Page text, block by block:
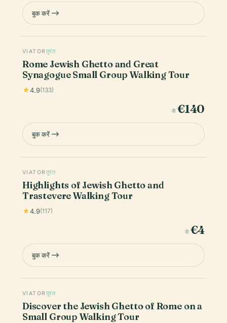
बुक करें
VIATOR तुरंत
Rome Jewish Ghetto and Great
Synagogue Small Group Walking Tour
4.9(133)
से €140
बुक करें
VIATOR तुरंत
Highlights of Jewish Ghetto and
Trastevere Walking Tour
4.9(117)
से €4
बुक करें
VIATOR तुरंत
Discover the Jewish Ghetto of Rome on a
Small Group Walking Tour